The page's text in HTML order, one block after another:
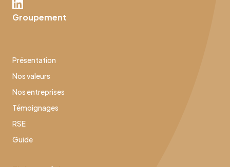
Groupement
Présentation
Nos valeurs
Nos entreprises
Témoignages
RSE
Guide